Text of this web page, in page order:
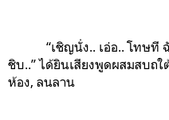
“เชิญนั่ง.. เอ่อ.. โทษที
ชิบ..” ได้ยินเสียงพูดผสมสบถใ
ห้อง, ลนลาน